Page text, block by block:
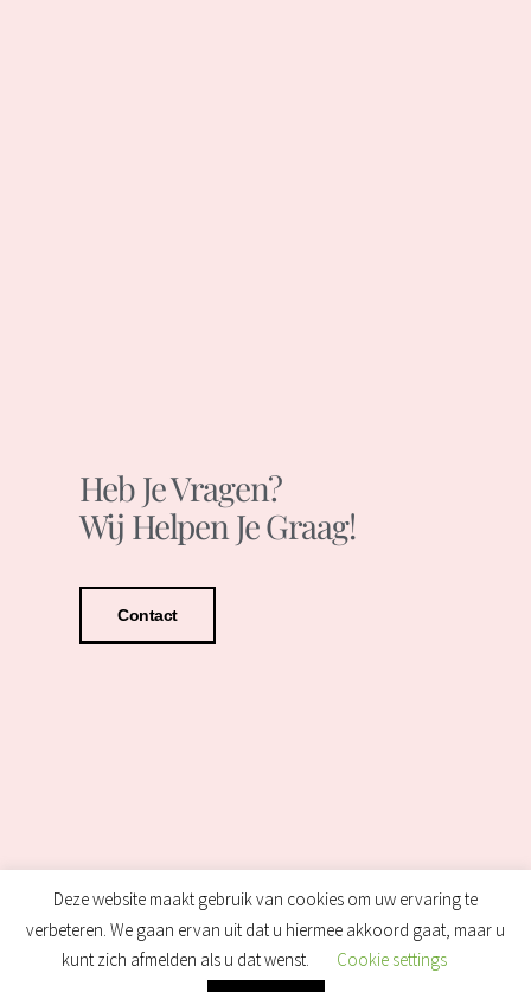
Heb Je Vragen?
Wij Helpen Je Graag!
Contact
Deze website maakt gebruik van cookies om uw ervaring te
verbeteren. We gaan ervan uit dat u hiermee akkoord gaat, maar u
kunt zich afmelden als u dat wenst.
Cookie settings